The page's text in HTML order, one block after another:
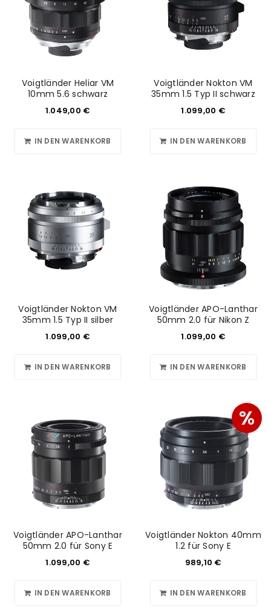
Voigtländer Heliar VM
10mm 5.6 schwarz
1.049,00 €
IN DEN WARENKORB
Voigtländer Nokton VM
35mm 1.5 Typ II schwarz
1.099,00 €
IN DEN WARENKORB
Voigtländer Nokton VM
35mm 1.5 Typ II silber
1.099,00 €
IN DEN WARENKORB
Voigtländer APO-Lanthar
50mm 2.0 für Nikon Z
1.099,00 €
IN DEN WARENKORB
Voigtländer APO-Lanthar
50mm 2.0 für Sony E
1.099,00 €
IN DEN WARENKORB
%
Voigtländer Nokton 40mm
1.2 für Sony E
989,10 €
IN DEN WARENKORB